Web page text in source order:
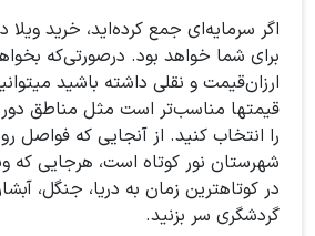
اگر سرمایه‌ای جمع کرده‌اید، خرید ویلا
برای شما خواهد بود. درصورتی‌که
ارزان‌قیمت و نقلی داشته باشید
قیمتها مناسب‌تر است مثل مناطق
را انتخاب کنید. از آنجایی که فواصل
شهرستان نور کوتاه است، هرجایی که
در کوتاهترین زمان به دریا، جنگل،
گردشگری سر بزنید.